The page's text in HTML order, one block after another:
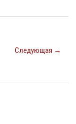
Следующая →